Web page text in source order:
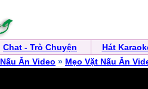
Chat - Trò Chuyện
Hát
Nấu Ăn Video » Mẹo Vặt Nấu Ăn